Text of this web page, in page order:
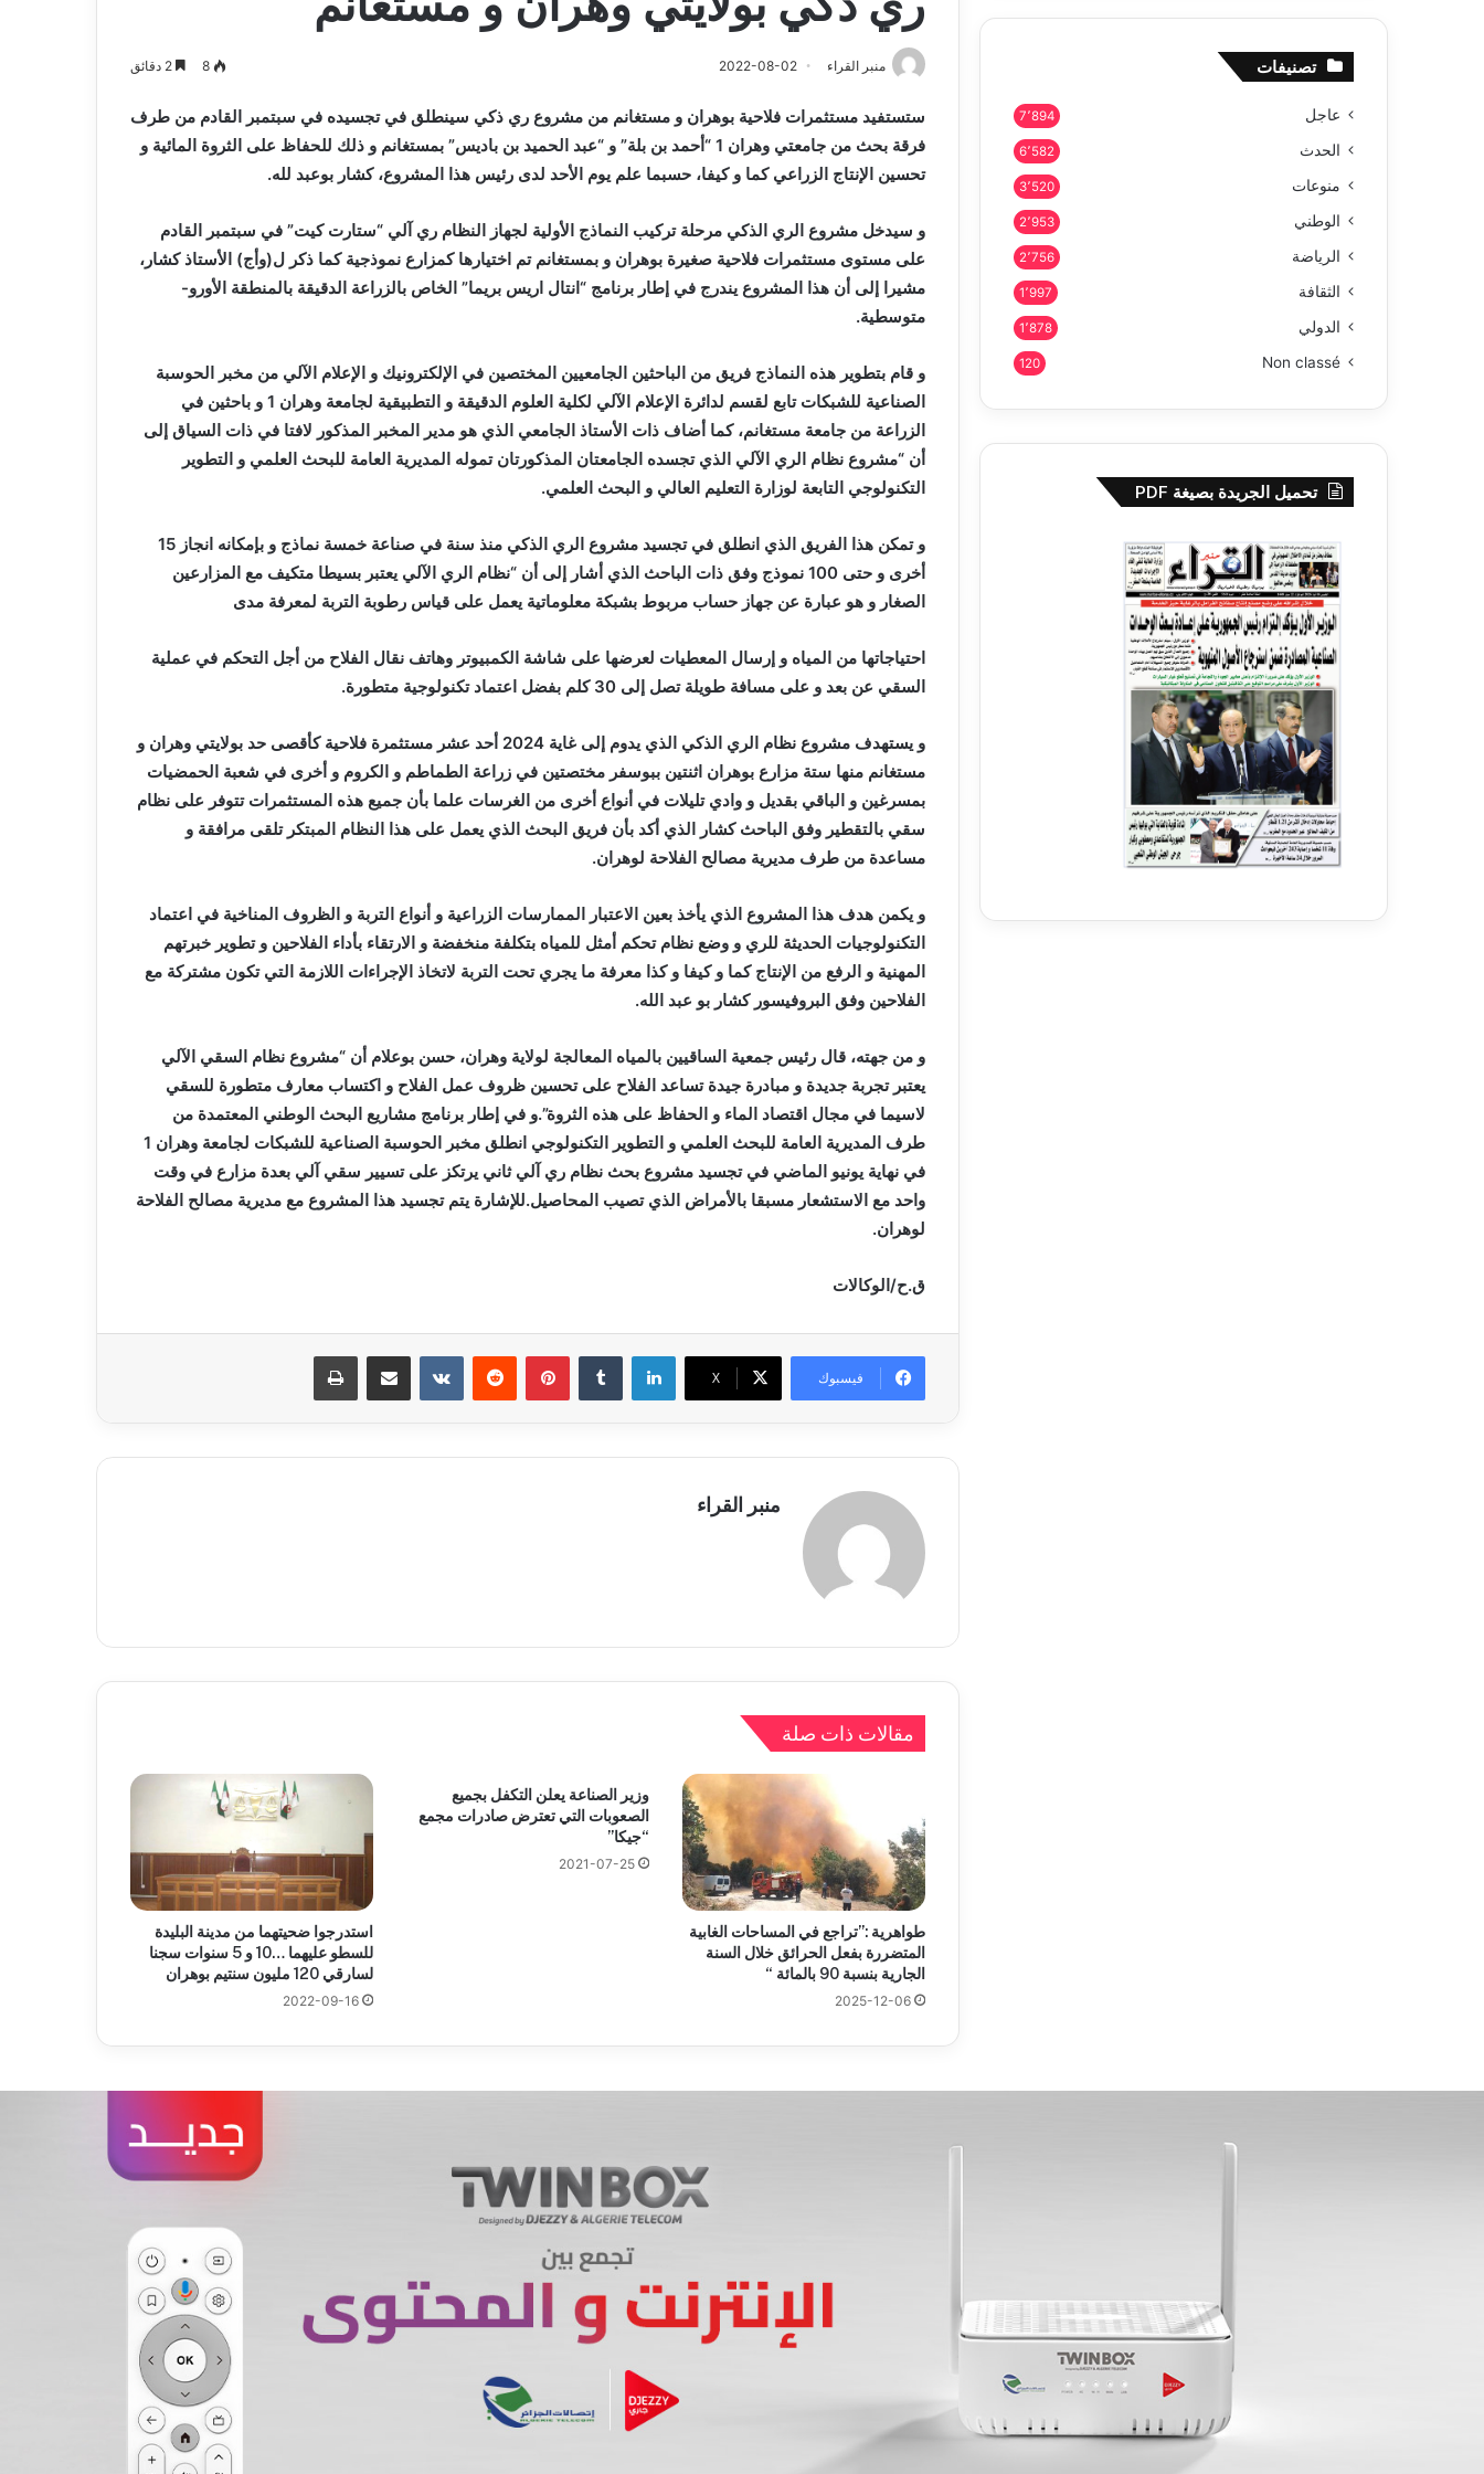
منبر القراء 2022-08-02
8
ستستفيد مستثمرات فلاحية بوهران و مستغانم من مشروع ري ذكي سينطلق في تجسيده في سبتمبر القادم من طرف
فرقة بحث من جامعتي وهران 1 “أحمد بن بلة” و “عبد الحميد بن باديس” بمستغانم و ذلك للحفاظ على الثروة المائية و
تحسين الإنتاج الزراعي كما و كيفا، حسبما علم يوم الأحد لدى رئيس هذا المشروع، كشار بوعبد لله.
و سيدخل مشروع الري الذكي مرحلة تركيب النماذج الأولية لجهاز النظام ري آلي “ستارت كيت” في سبتمبر القادم
على مستوى مستثمرات فلاحية صغيرة بوهران و بمستغانم تم اختيارها كمزارع نموذجية كما ذكر ل(وأج) الأستاذ كشار،
مشيرا إلى أن هذا المشروع يندرج في إطار برنامج “انتال اريس بريما” الخاص بالزراعة الدقيقة بالمنطقة الأورو-
متوسطية.
و قام بتطوير هذه النماذج فريق من الباحثين الجامعيين المختصين في الإلكترونيك و الإعلام الآلي من مخبر الحوسبة
الصناعية للشبكات تابع لقسم لدائرة الإعلام الآلي لكلية العلوم الدقيقة و التطبيقية لجامعة وهران 1 و باحثين في
الزراعة من جامعة مستغانم، كما أضاف ذات الأستاذ الجامعي الذي هو مدير المخبر المذكور لافتا في ذات السياق إلى
أن “مشروع نظام الري الآلي الذي تجسده الجامعتان المذكورتان تموله المديرية العامة للبحث العلمي و التطوير
التكنولوجي التابعة لوزارة التعليم العالي و البحث العلمي.
و تمكن هذا الفريق الذي انطلق في تجسيد مشروع الري الذكي منذ سنة في صناعة خمسة نماذج و بإمكانه انجاز 15
أخرى و حتى 100 نموذج وفق ذات الباحث الذي أشار إلى أن “نظام الري الآلي يعتبر بسيطا متكيف مع المزارعين
الصغار و هو عبارة عن جهاز حساب مربوط بشبكة معلوماتية يعمل على قياس رطوبة التربة لمعرفة مدى
احتياجاتها من المياه و إرسال المعطيات لعرضها على شاشة الكمبيوتر وهاتف نقال الفلاح من أجل التحكم في عملية
السقي عن بعد و على مسافة طويلة تصل إلى 30 كلم بفضل اعتماد تكنولوجية متطورة.
و يستهدف مشروع نظام الري الذكي الذي يدوم إلى غاية 2024 أحد عشر مستثمرة فلاحية كأقصى حد بولايتي وهران و
مستغانم منها ستة مزارع بوهران اثنتين ببوسفر مختصتين في زراعة الطماطم و الكروم و أخرى في شعبة الحمضيات
بمسرغين و الباقي بقديل و وادي تليلات في أنواع أخرى من الغرسات علما بأن جميع هذه المستثمرات تتوفر على نظام
سقي بالتقطير وفق الباحث كشار الذي أكد بأن فريق البحث الذي يعمل على هذا النظام المبتكر تلقى مرافقة و
مساعدة من طرف مديرية مصالح الفلاحة لوهران.
و يكمن هدف هذا المشروع الذي يأخذ بعين الاعتبار الممارسات الزراعية و أنواع التربة و الظروف المناخية في اعتماد
التكنولوجيات الحديثة للري و وضع نظام تحكم أمثل للمياه بتكلفة منخفضة و الارتقاء بأداء الفلاحين و تطوير خبرتهم
المهنية و الرفع من الإنتاج كما و كيفا و كذا معرفة ما يجري تحت التربة لاتخاذ الإجراءات اللازمة التي تكون مشتركة مع
الفلاحين وفق البروفيسور كشار بو عبد الله.
و من جهته، قال رئيس جمعية الساقيين بالمياه المعالجة لولاية وهران، حسن بوعلام أن “مشروع نظام السقي الآلي
يعتبر تجربة جديدة و مبادرة جيدة تساعد الفلاح على تحسين ظروف عمل الفلاح و اكتساب معارف متطورة للسقي
لاسيما في مجال اقتصاد الماء و الحفاظ على هذه الثروة”.و في إطار برنامج مشاريع البحث الوطني المعتمدة من
طرف المديرية العامة للبحث العلمي و التطوير التكنولوجي انطلق مخبر الحوسبة الصناعية للشبكات لجامعة وهران 1
في نهاية يونيو الماضي في تجسيد مشروع بحث نظام ري آلي ثاني يرتكز على تسيير سقي آلي بعدة مزارع في وقت
واحد مع الاستشعار مسبقا بالأمراض الذي تصيب المحاصيل.للإشارة يتم تجسيد هذا المشروع مع مديرية مصالح الفلاحة
لوهران.
ق.ح/الوكالات
فيسبوك X
لينكدإن بينتيريست مشاركة عبر البريد
منبر القراء
مقالات ذات صلة
طواهرية :”تراجع في المساحات الغابية
المتضررة بفعل الحرائق خلال السنة
الجارية بنسبة 90 بالمائة “
2025-12-06
وزير الصناعة يعلن التكفل بجميع
الصعوبات التي تعترض صادرات مجمع
“جيكا”
2021-07-25
استدرجوا ضحيتهما من مدينة البليدة
للسطو عليهما …10 و 5 سنوات سجنا
لسارقي 120 مليون سنتيم بوهران
2022-09-16
تصنيفات
عاجل 7٬894
الحدث 6٬582
منوعات 3٬520
الوطني 2٬953
الرياضة 2٬756
الثقافة 1٬997
الدولي 1٬878
Non classé
120
تحميل الجريدة بصيغة PDF